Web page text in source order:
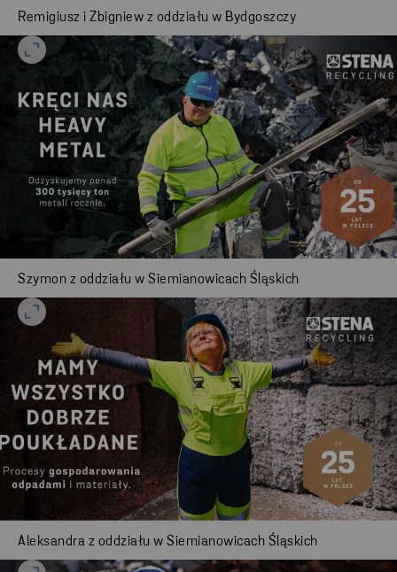
Remigiusz i Zbigniew z oddziału w Bydgoszczy
Szymon z oddziału w Siemianowicach Śląskich
Aleksandra z oddziału w Siemianowicach Śląskich